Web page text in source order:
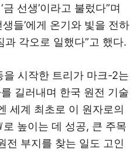
선생’이라고 불렀다”며
들’에게 온기와 빛을 전하
과 각오로 일했다”고 했다.
시작한 트리가 마크-2는
길러내며 한국 원전 기술
세계 최초로 이 원자로의
높이는 데 성공, 큰 주목
전 부지를 찾는 일도 고인